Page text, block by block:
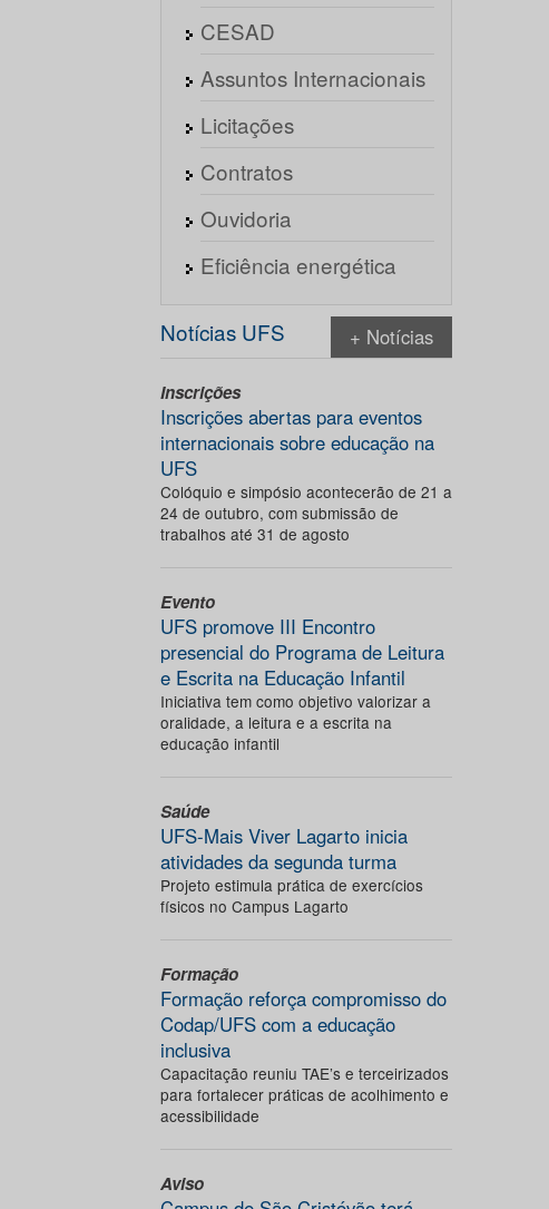
CESAD
Assuntos Internacionais
Licitações
Contratos
Ouvidoria
Eficiência energética
Notícias UFS + Notícias
Inscrições
Inscrições abertas para eventos
internacionais sobre educação na
UFS
Colóquio e simpósio acontecerão de 21 a
24 de outubro, com submissão de
trabalhos até 31 de agosto
Evento
UFS promove III Encontro
presencial do Programa de Leitura
e Escrita na Educação Infantil
Iniciativa tem como objetivo valorizar a
oralidade, a leitura e a escrita na
educação infantil
Saúde
UFS-Mais Viver Lagarto inicia
atividades da segunda turma
Projeto estimula prática de exercícios
físicos no Campus Lagarto
Formação
Formação reforça compromisso do
Codap/UFS com a educação
inclusiva
Capacitação reuniu TAE’s e terceirizados
para fortalecer práticas de acolhimento e
acessibilidade
Aviso